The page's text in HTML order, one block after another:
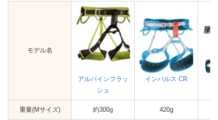
モデル名
アルパインフラッ
シュ
インパルス CR
重量(Mサイズ) 約300g 420g